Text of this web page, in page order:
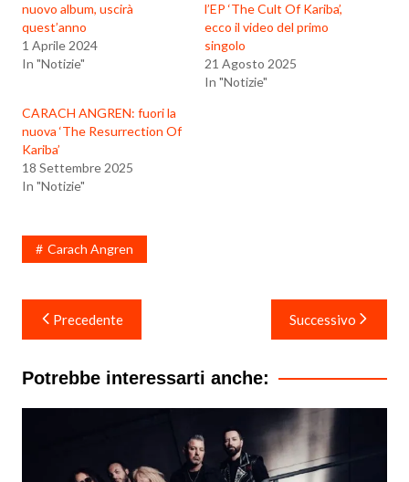
nuovo album, uscirà
quest’anno
1 Aprile 2024
In "Notizie"
l’EP ‘The Cult Of Kariba’,
ecco il video del primo
singolo
21 Agosto 2025
In "Notizie"
CARACH ANGREN: fuori la
nuova ‘The Resurrection Of
Kariba’
18 Settembre 2025
In "Notizie"
Carach Angren
Navigazione
articoli
Precedente Successivo
Potrebbe interessarti anche: